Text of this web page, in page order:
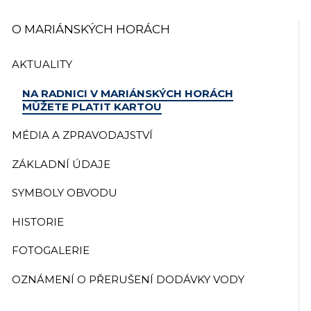
O MARIÁNSKÝCH HORÁCH
AKTUALITY
NA RADNICI V MARIÁNSKÝCH HORÁCH
MŮŽETE PLATIT KARTOU
MÉDIA A ZPRAVODAJSTVÍ
ZÁKLADNÍ ÚDAJE
SYMBOLY OBVODU
HISTORIE
FOTOGALERIE
OZNÁMENÍ O PŘERUŠENÍ DODÁVKY VODY